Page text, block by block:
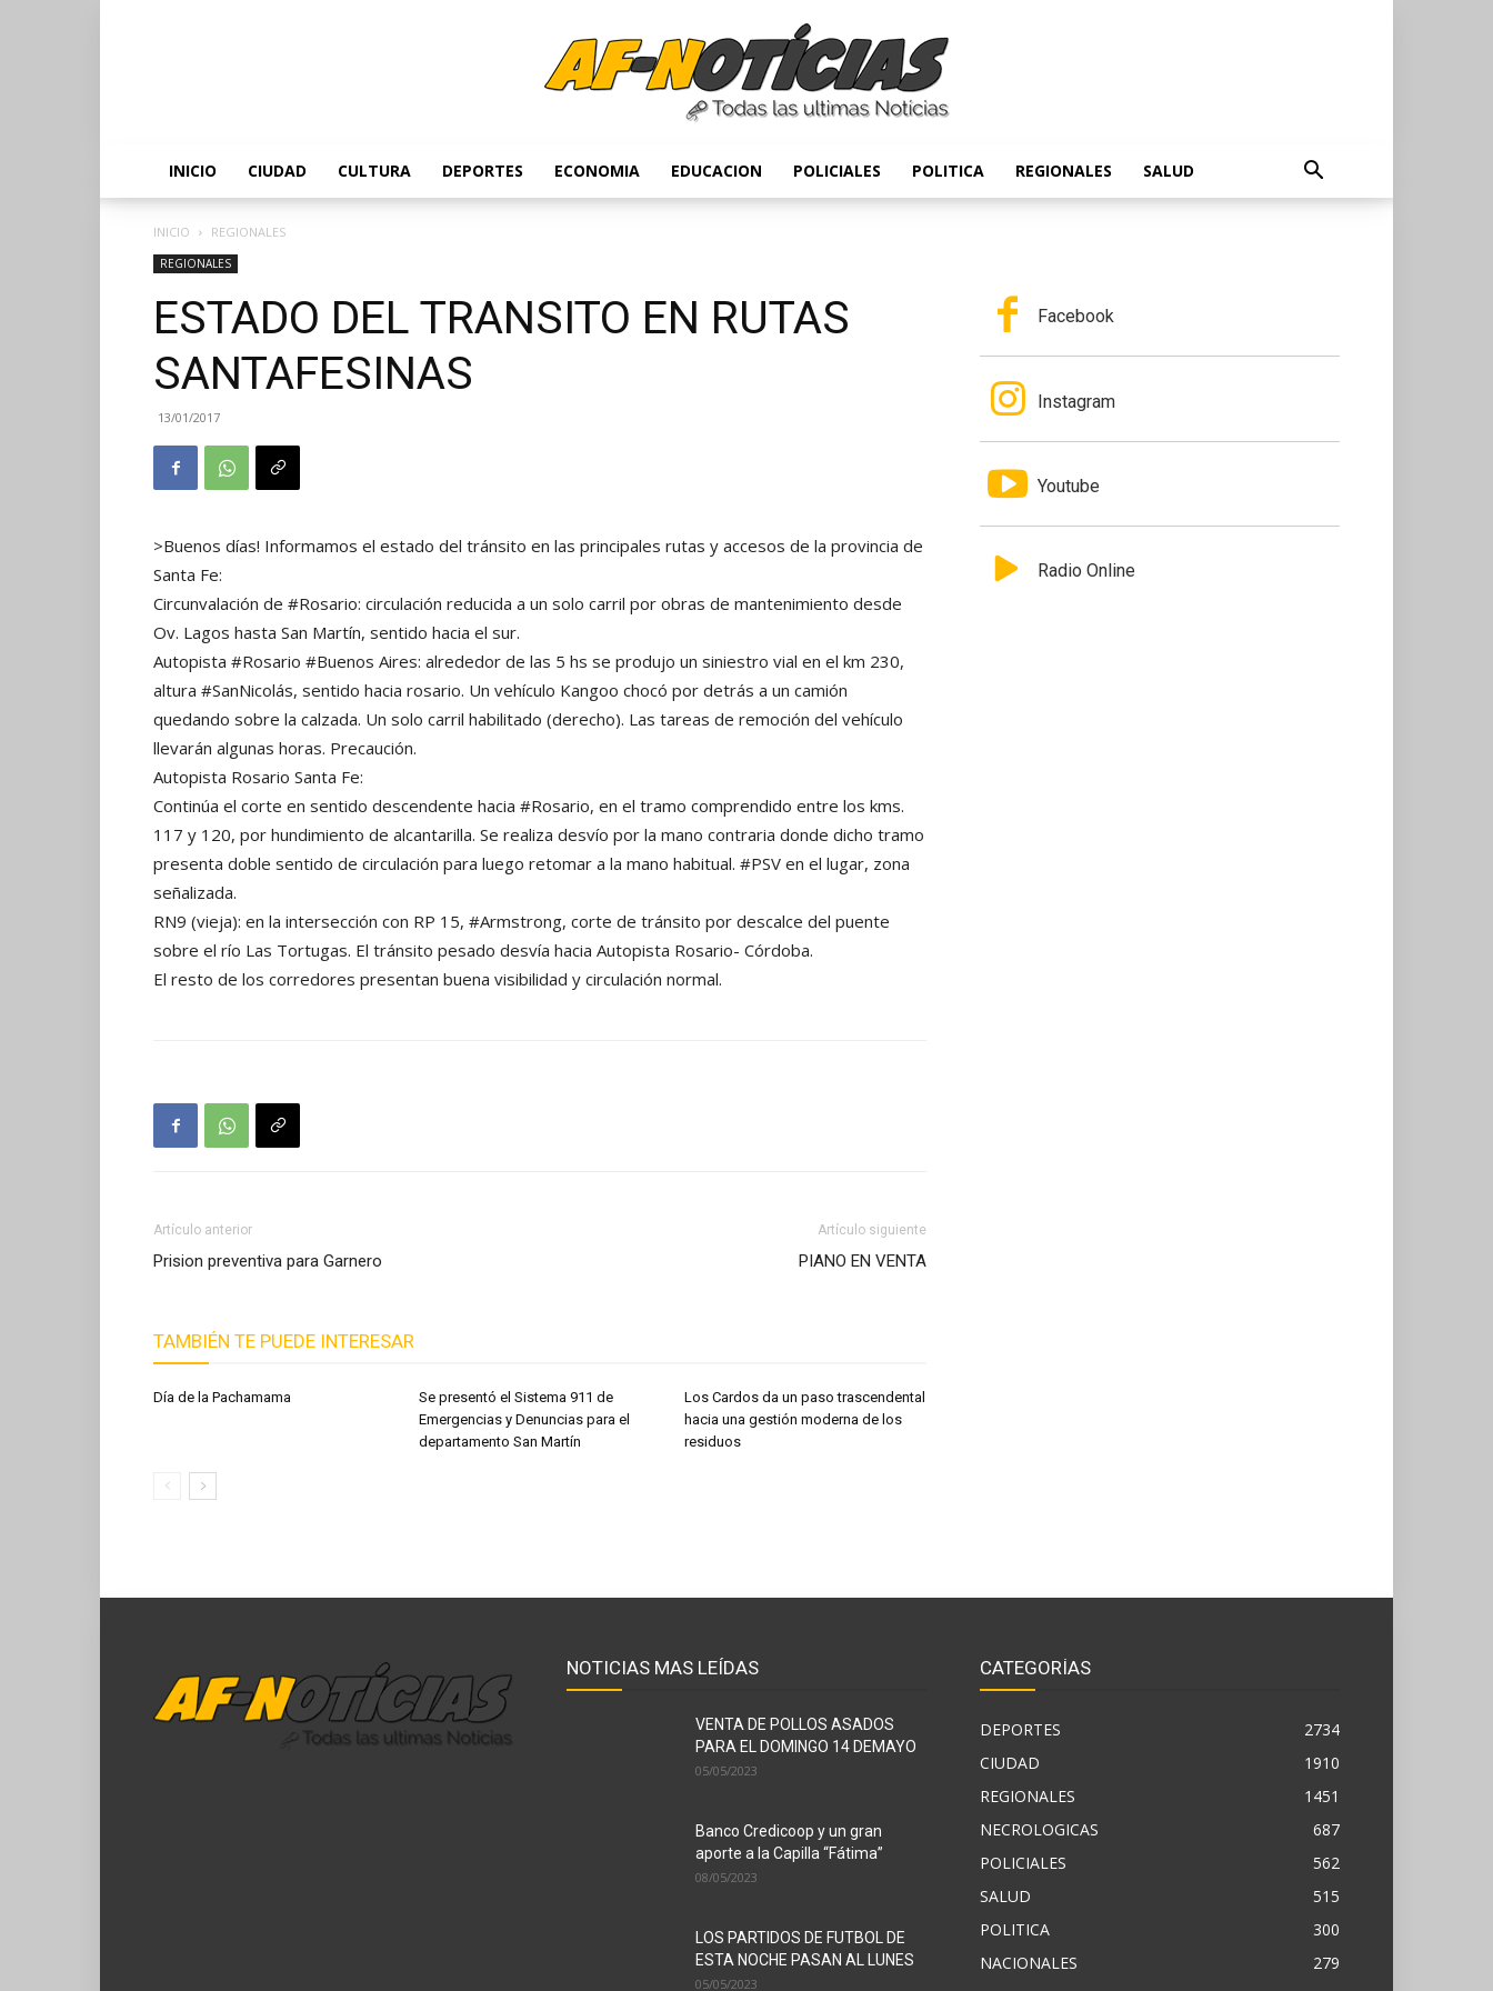
Anyulin
INICIO CIUDAD CULTURA DEPORTES ECONOMIA EDUCACION POLICIALES POLITICA REGIONALES SALUD
INICIO REGIONALES
REGIONALES
ESTADO DEL TRANSITO EN RUTAS
SANTAFESINAS
13/01/2017
>Buenos días! Informamos el estado del tránsito en las principales rutas y accesos de la provincia de
Santa Fe:
Circunvalación de #Rosario: circulación reducida a un solo carril por obras de mantenimiento desde
Ov. Lagos hasta San Martín, sentido hacia el sur.
Autopista #Rosario #Buenos Aires: alrededor de las 5 hs se produjo un siniestro vial en el km 230,
altura #SanNicolás, sentido hacia rosario. Un vehículo Kangoo chocó por detrás a un camión
quedando sobre la calzada. Un solo carril habilitado (derecho). Las tareas de remoción del vehículo
llevarán algunas horas. Precaución.
Autopista Rosario Santa Fe:
Continúa el corte en sentido descendente hacia #Rosario, en el tramo comprendido entre los kms.
117 y 120, por hundimiento de alcantarilla. Se realiza desvío por la mano contraria donde dicho tramo
presenta doble sentido de circulación para luego retomar a la mano habitual. #PSV en el lugar, zona
señalizada.
RN9 (vieja): en la intersección con RP 15, #Armstrong, corte de tránsito por descalce del puente
sobre el río Las Tortugas. El tránsito pesado desvía hacia Autopista Rosario- Córdoba.
El resto de los corredores presentan buena visibilidad y circulación normal.
Artículo anterior
Prision preventiva para Garnero
Artículo siguiente
PIANO EN VENTA
TAMBIÉN TE PUEDE INTERESAR
Día de la Pachamama
Se presentó el Sistema 911 de
Emergencias y Denuncias para el
departamento San Martín
Los Cardos da un paso trascendental
hacia una gestión moderna de los
residuos
Facebook
Instagram
Youtube
Radio Online
NOTICIAS MAS LEÍDAS
VENTA DE POLLOS ASADOS
PARA EL DOMINGO 14 DEMAYO
05/05/2023
Banco Credicoop y un gran
aporte a la Capilla “Fátima”
08/05/2023
LOS PARTIDOS DE FUTBOL DE
ESTA NOCHE PASAN AL LUNES
05/05/2023
CATEGORÍAS
DEPORTES
2734
CIUDAD
1910
REGIONALES
1451
NECROLOGICAS
687
POLICIALES
562
SALUD
515
POLITICA
300
NACIONALES
279